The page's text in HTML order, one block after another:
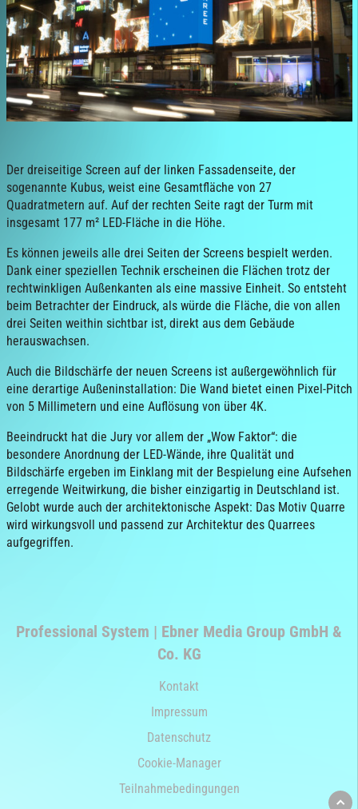
Der dreiseitige Screen auf der linken Fassadenseite, der
sogenannte Kubus, weist eine Gesamtfläche von 27
Quadratmetern auf. Auf der rechten Seite ragt der Turm mit
insgesamt 177 m² LED-Fläche in die Höhe.
Es können jeweils alle drei Seiten der Screens bespielt werden.
Dank einer speziellen Technik erscheinen die Flächen trotz der
rechtwinkligen Außenkanten als eine massive Einheit. So entsteht
beim Betrachter der Eindruck, als würde die Fläche, die von allen
drei Seiten weithin sichtbar ist, direkt aus dem Gebäude
herauswachsen.
Auch die Bildschärfe der neuen Screens ist außergewöhnlich für
eine derartige Außeninstallation: Die Wand bietet einen Pixel-Pitch
von 5 Millimetern und eine Auflösung von über 4K.
Beeindruckt hat die Jury vor allem der „Wow Faktor“: die
besondere Anordnung der LED-Wände, ihre Qualität und
Bildschärfe ergeben im Einklang mit der Bespielung eine Aufsehen
erregende Weitwirkung, die bisher einzigartig in Deutschland ist.
Gelobt wurde auch der architektonische Aspekt: Das Motiv Quarre
wird wirkungsvoll und passend zur Architektur des Quarrees
aufgegriffen.
Professional System | Ebner Media Group GmbH &
Co. KG
Kontakt
Impressum
Datenschutz
Cookie-Manager
Teilnahmebedingungen